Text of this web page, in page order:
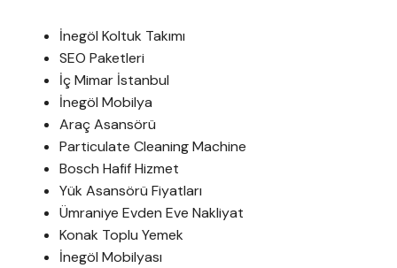
İnegöl Koltuk Takımı
SEO Paketleri
İç Mimar İstanbul
İnegöl Mobilya
Araç Asansörü
Particulate Cleaning Machine
Bosch Hafif Hizmet
Yük Asansörü Fiyatları
Ümraniye Evden Eve Nakliyat
Konak Toplu Yemek
İnegöl Mobilyası